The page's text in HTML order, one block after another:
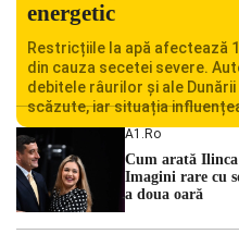
energetic
Restricțiile la apă afectează
din cauza secetei severe.
debitele râurilor și ale
scăzute, iar situația
Centralei Nucleare de la
cu una dintre cele mai dificile
hidrologic din ultimii ani.
A1.ro
Cum arată
Imagini rare cu
a doua oară